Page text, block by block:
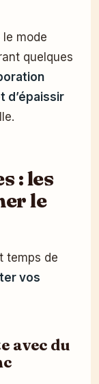
mode
quelques
d’épaissir
: les
le
temps de
vos
avec du